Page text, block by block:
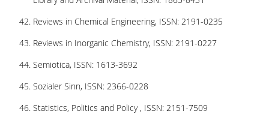
Reviews in Chemical Engineering, ISSN: 2191-0235
Reviews in Inorganic Chemistry, ISSN: 2191-0227
Semiotica, ISSN: 1613-3692
Sozialer Sinn, ISSN: 2366-0228
Statistics, Politics and Policy , ISSN: 2151-7509